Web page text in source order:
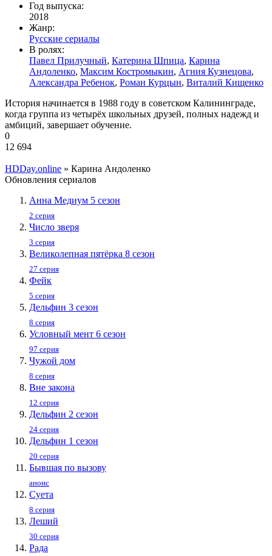
Год выпуска:
2018
Жанр:
Русские сериалы
В ролях:
Павел Прилучный, Катерина Шпица, Карина
Андоленко, Максим Костромыкин, Агния Кузнецова,
Александра Ребенок, Роман Курцын, Виталий Кищенко
История начинается в 1988 году в советском Калининграде,
когда группа из четырёх школьных друзей, полных надежд и
амбиций, завершает обучение.
0
12 694
HDDay.online » Карина Андоленко
Обновления сериалов
Анна Медиум 5 сезон
2 серия
Число зверя
3 серия
Великолепная пятёрка 8 сезон
27 серия
Фейк
5 серия
Дельфин 3 сезон
8 серия
Условный мент 6 сезон
97 серия
Чужой дом
8 серия
Вне закона
12 серия
Дельфин 2 сезон
24 серия
Дельфин 1 сезон
20 серия
Бывшая по вызову
анонс
Суета
8 серия
Леший
30 серия
Рада